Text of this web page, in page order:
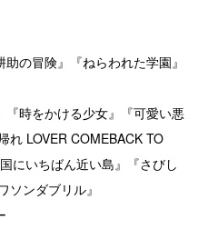
の冒険』『ねらわれた学園』
時をかける少女』『可愛い悪
れ LOVER COMEBACK TO
にいちばん近い島』『さびし
ソンダブリル』